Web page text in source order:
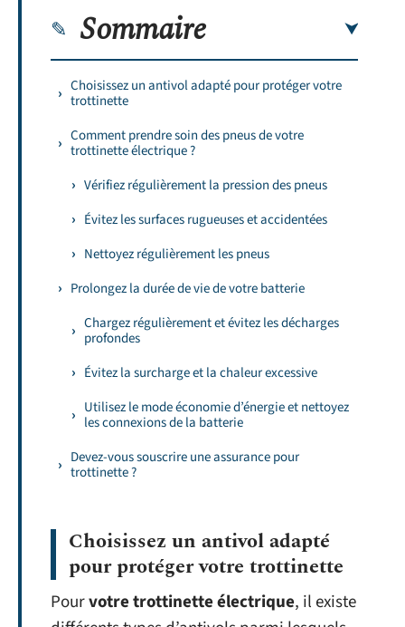
Sommaire
Choisissez un antivol adapté pour protéger votre
trottinette
Comment prendre soin des pneus de votre
trottinette électrique ?
Vérifiez régulièrement la pression des pneus
Évitez les surfaces rugueuses et accidentées
Nettoyez régulièrement les pneus
Prolongez la durée de vie de votre batterie
Chargez régulièrement et évitez les décharges
profondes
Évitez la surcharge et la chaleur excessive
Utilisez le mode économie d’énergie et nettoyez
les connexions de la batterie
Devez-vous souscrire une assurance pour
trottinette ?
Choisissez un antivol adapté
pour protéger votre trottinette
Pourvotre trottinette électrique, il existe